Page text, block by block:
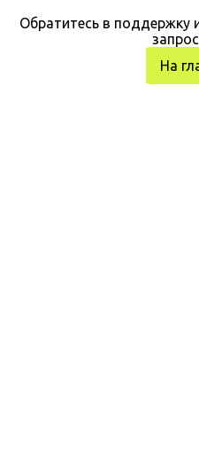
Обратитесь в поддержку
На